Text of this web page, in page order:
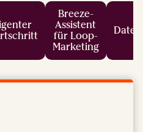
Breeze-
Assistent
für Loop-
Marketing